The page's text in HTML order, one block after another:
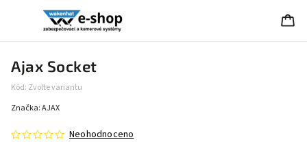
Ajax Socket
Kód: Zvolte variantu
Neohodnoceno
Značka:AJAX